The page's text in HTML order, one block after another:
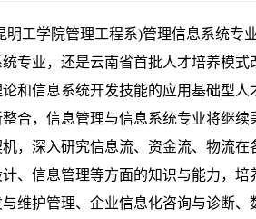
工学院管理工程系)管理信息系统专
专业，还是云南省首批人才培养模
和信息系统开发技能的应用基础型
合，信息管理与信息系统专业将继
，深入研究信息流、资金流、物流
、信息管理等方面的知识与能力，
维护管理、企业信息化咨询与诊断